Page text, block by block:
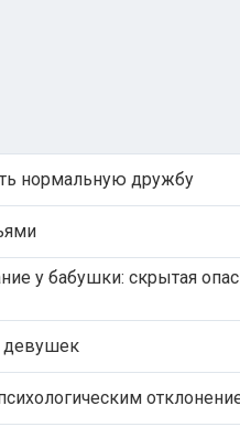
нормальную дружбу
у бабушки: скрытая
девушек